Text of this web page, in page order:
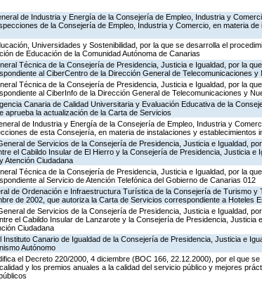
de Industria y Energía de la Consejería de Empleo, Industria y
de la Consejería de Empleo, Industria y Comercio, en materia de
Universidades y Sostenibilidad, por la que se desarrolla el
de Educación de la Comunidad Autónoma de Canarias
Técnica de la Consejería de Presidencia, Justicia e Igualdad, por la
al CiberCentro de la Dirección General de Telecomunicaciones y
Técnica de la Consejería de Presidencia, Justicia e Igualdad, por la
al CiberInfo de la Dirección General de Telecomunicaciones y
Canaria de Calidad Universitaria y Evaluación Educativa de la
aprueba la actualización de la Carta de Servicios
de Industria y Energía de la Consejería de Empleo, Industria y
de esta Consejería, en materia de instalaciones y establecimientos
de Servicios de la Consejería de Presidencia, Justicia e Igualdad,
el Cabildo Insular de El Hierro y la Consejería de Presidencia, Justicia e
Atención Ciudadana
Técnica de la Consejería de Presidencia, Justicia e Igualdad, por la
al Servicio de Atención Telefónica del Gobierno de Canarias 012
de Ordenación e Infraestructura Turística de la Consejería de Turismo y
de 2002, que autoriza la Carta de Servicios correspondiente a Hoteles
de Servicios de la Consejería de Presidencia, Justicia e Igualdad,
el Cabildo Insular de Lanzarote y la Consejería de Presidencia, Justicia
Ciudadana
Instituto Canario de Igualdad de la Consejería de Presidencia, Justicia e
Autónomo
el Decreto 220/2000, 4 diciembre (BOC 166, 22.12.2000), por el que
y los premios anuales a la calidad del servicio público y mejores